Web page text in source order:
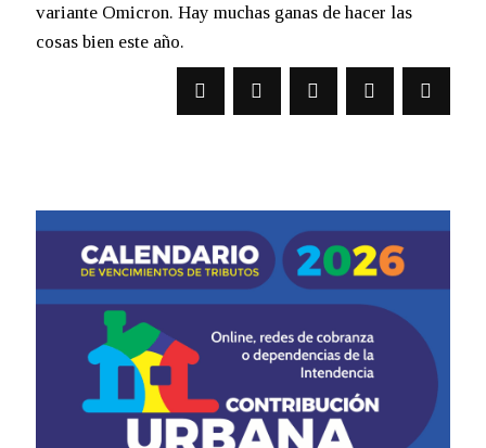
variante Omicron. Hay muchas ganas de hacer las
cosas bien este año.